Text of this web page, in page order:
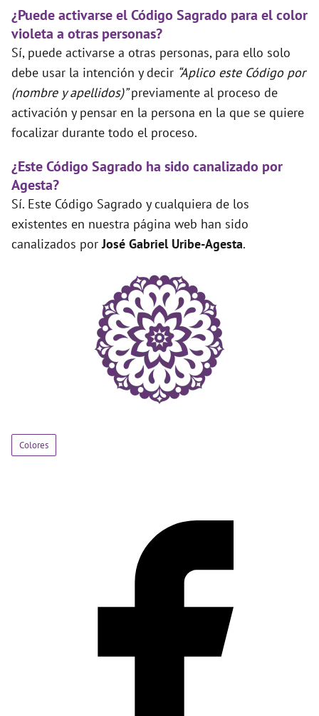
¿Puede activarse el Código Sagrado para el color
violeta a otras personas?
Sí, puede activarse a otras personas, para ello solo
debe usar la intención y decir “Aplico este Código por
(nombre y apellidos)”previamente al proceso de
activación y pensar en la persona en la que se quiere
focalizar durante todo el proceso.
¿Este Código Sagrado ha sido canalizado por
Agesta?
Sí. Este Código Sagrado y cualquiera de los
existentes en nuestra página web han sido
canalizados porJosé Gabriel Uribe-Agesta.
Colores